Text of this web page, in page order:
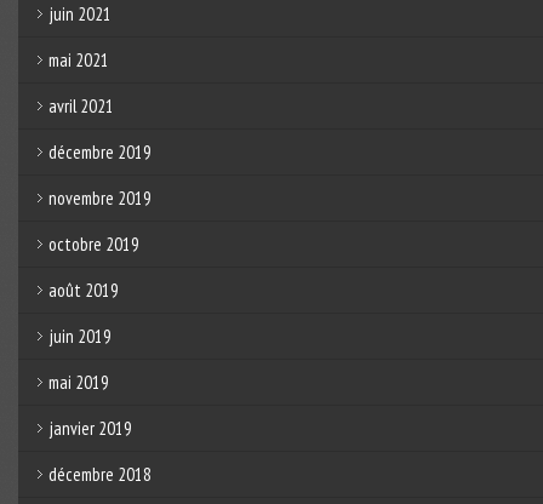
juin 2021
mai 2021
avril 2021
décembre 2019
novembre 2019
octobre 2019
août 2019
juin 2019
mai 2019
janvier 2019
décembre 2018